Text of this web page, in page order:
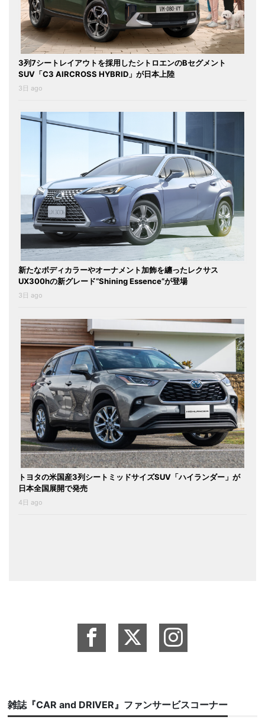
3列7シートレイアウトを採用したシトロエンのBセグメント
SUV「C3 AIRCROSS HYBRID」が日本上陸
3日 ago
新たなボディカラーやオーナメント加飾を纏ったレクサス
UX300hの新グレード“Shining Essence”が登場
3日 ago
トヨタの米国産3列シートミッドサイズSUV「ハイランダー」が
日本全国展開で発売
4日 ago
雑誌『CAR and DRIVER』ファンサービスコーナー